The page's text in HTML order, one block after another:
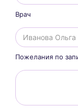
Врач
Пожелания по